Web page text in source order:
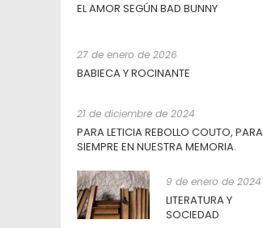
EL AMOR SEGÚN BAD BUNNY
27 de enero de 2026
BABIECA Y ROCINANTE
21 de diciembre de 2024
PARA LETICIA REBOLLO COUTO, PARA
SIEMPRE EN NUESTRA MEMORIA.
9 de enero de 2024
LITERATURA Y
SOCIEDAD